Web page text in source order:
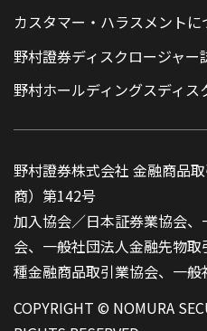
カスタマー・ハラスメントに
野村證券ディスクロージャー
野村ホールディングスディス
野村證券株式会社 金融商品
商）第142号
加入協会／日本証券業協会
会、一般社団法人金融先物
種金融商品取引業協会、一
COPYRIGHT © NOMURA